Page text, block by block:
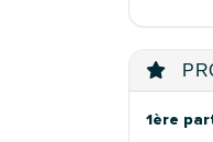
1ère